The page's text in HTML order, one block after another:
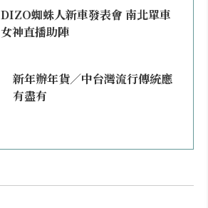
DIZO蜘蛛人新車發表會 南北單車
女神直播助陣
新年辦年貨／中台灣流行傳統應
有盡有